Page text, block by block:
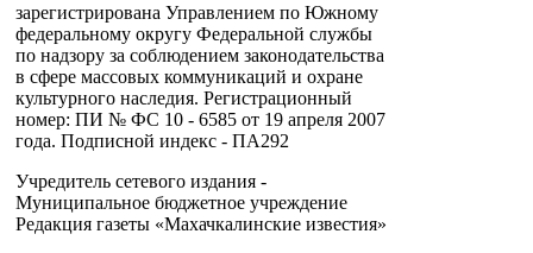
зарегистрирована Управлением по Южному
федеральному округу Федеральной службы
по надзору за соблюдением законодательства
в сфере массовых коммуникаций и охране
культурного наследия. Регистрационный
номер: ПИ № ФС 10 - 6585 от 19 апреля 2007
года. Подписной индекс - ПА292
Учредитель сетевого издания -
Муниципальное бюджетное учреждение
Редакция газеты «Махачкалинские известия»